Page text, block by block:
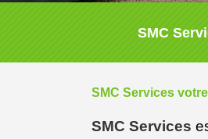
SMC
SMC Services
SMC Services